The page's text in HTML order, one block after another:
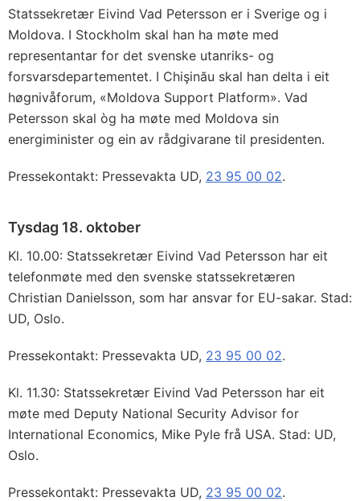
Statssekretær Eivind Vad Petersson er i Sverige og i
Moldova. I Stockholm skal han ha møte med
representantar for det svenske utanriks- og
forsvarsdepartementet. I Chişinău skal han delta i eit
høgnivåforum, «Moldova Support Platform». Vad
Petersson skal òg ha møte med Moldova sin
energiminister og ein av rådgivarane til presidenten.
Pressekontakt: Pressevakta UD, 23 95 00 02.
Tysdag 18. oktober
Kl. 10.00: Statssekretær Eivind Vad Petersson har eit
telefonmøte med den svenske statssekretæren
Christian Danielsson, som har ansvar for EU-sakar. Stad:
UD, Oslo.
Pressekontakt: Pressevakta UD, 23 95 00 02.
Kl. 11.30: Statssekretær Eivind Vad Petersson har eit
møte med Deputy National Security Advisor for
International Economics, Mike Pyle frå USA. Stad: UD,
Oslo.
Pressekontakt: Pressevakta UD, 23 95 00 02.